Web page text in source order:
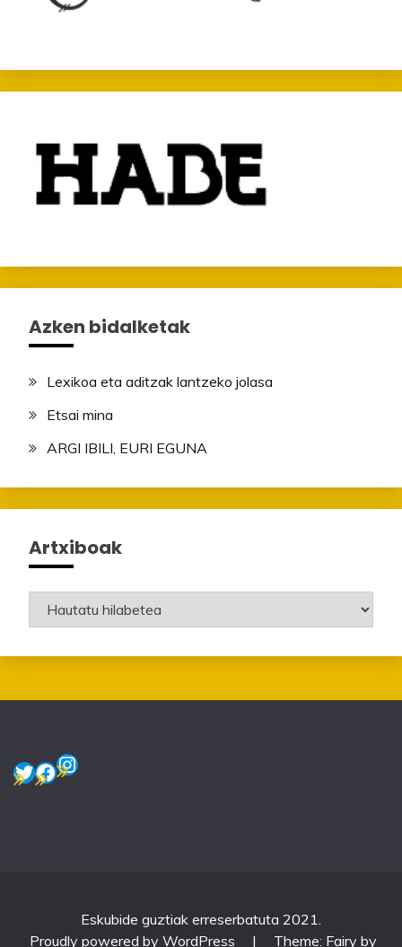
Azken bidalketak
Lexikoa eta aditzak lantzeko jolasa
Etsai mina
ARGI IBILI, EURI EGUNA
Artxiboak
Artxiboak
Twitter
Facebook
Instagram
Eskubide guztiak erreserbatuta 2021.
Proudly powered by WordPress
| Theme: Fairy by